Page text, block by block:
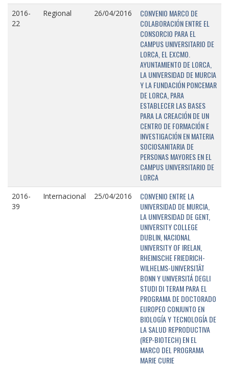
2016-
22
Regional 26/04/2016
CONVENIO MARCO DE
COLABORACIÓN ENTRE EL
CONSORCIO PARA EL
CAMPUS UNIVERSITARIO DE
LORCA, EL EXCMO.
AYUNTAMIENTO DE LORCA,
LA UNIVERSIDAD DE MURCIA
Y LA FUNDACIÓN PONCEMAR
DE LORCA, PARA
ESTABLECER LAS BASES
PARA LA CREACIÓN DE UN
CENTRO DE FORMACIÓN E
INVESTIGACIÓN EN MATERIA
SOCIOSANITARIA DE
PERSONAS MAYORES EN EL
CAMPUS UNIVERSITARIO DE
LORCA
2016-
39
Internacional 25/04/2016
CONVENIO ENTRE LA
UNIVERSIDAD DE MURCIA,
LA UNIVERSIDAD DE GENT,
UNIVERSITY COLLEGE
DUBLIN, NACIONAL
UNIVERSITY OF IRELAN,
RHEINISCHE FRIEDRICH-
WILHELMS-UNIVERSITÄT
BONN Y UNIVERSITÁ DEGLI
STUDI DI TERAM PARA EL
PROGRAMA DE DOCTORADO
EUROPEO CONJUNTO EN
BIOLOGÍA Y TECNOLOGÍA DE
LA SALUD REPRODUCTIVA
(REP-BIOTECH) EN EL
MARCO DEL PROGRAMA
MARIE CURIE